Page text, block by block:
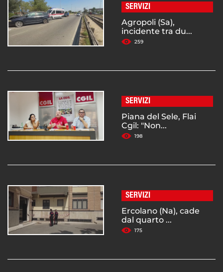
SERVIZI
Agropoli (Sa),
incidente tra du...
259
SERVIZI
Piana del Sele, Flai
Cgil: "Non...
198
SERVIZI
Ercolano (Na), cade
dal quarto ...
175